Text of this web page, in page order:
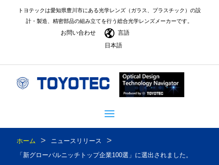
トヨテックは愛知県豊川市にある光学レンズ（ガラス、プラスチック）の設
計・製造、精密部品の組み立てを行う総合光学レンズメーカーです。
お問い合わせ
言語
日本語
ホーム > ニュースリリース >
「新グローバルニッチトップ企業100選」に選出されました。